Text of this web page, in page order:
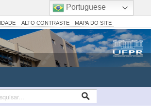
Simplifique!
Comunica BR
Participe
Legislação
Canais
ALTO CONTRASTE MAPA DO SITE
Portuguese